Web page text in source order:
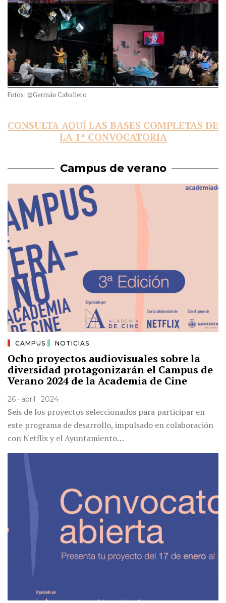
Fotos: ©Germán Caballero
CONSULTA AQUÍ LAS BASES COMPLETAS DE
LA 1ª CONVOCATORIA
Campus de verano
CAMPUS NOTICIAS
Ocho proyectos audiovisuales sobre la
diversidad protagonizarán el Campus de
Verano 2024 de la Academia de Cine
26 · abril · 2024
Seis de los proyectos seleccionados para participar en
este programa de desarrollo, impulsado en colaboración
con Netflix y el Ayuntamiento…